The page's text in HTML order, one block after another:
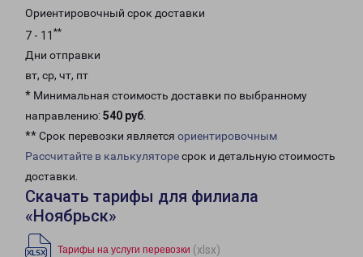
Ориентировочный срок доставки
7 - 11 **
Дни отправки
вт, ср, чт, пт
* Минимальная стоимость доставки по выбранному
направлению: 540 руб.
** Срок перевозки является ориентировочным
Рассчитайте в калькуляторесрок и детальную стоимость
доставки.
Скачать тарифы для филиала
«Ноябрьск»
Тарифы на услуги перевозки (xlsx)